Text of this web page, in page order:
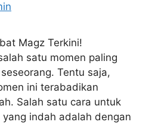
Magz Terkini!
satu momen paling
Tentu saja,
ini terabadikan
Salah satu cara untuk
indah adalah dengan